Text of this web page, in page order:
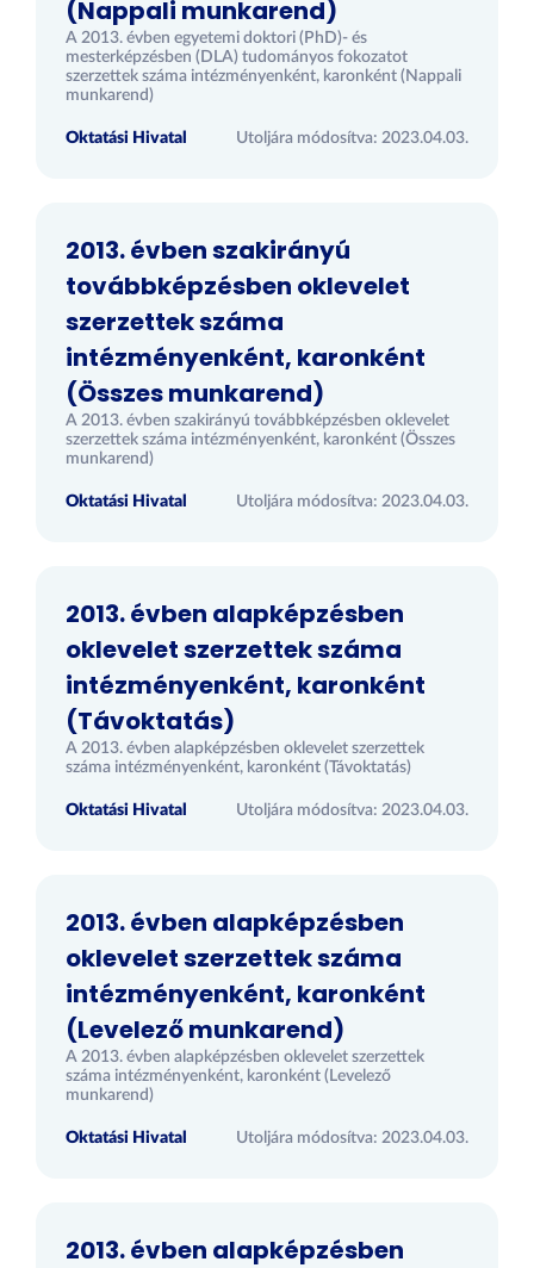
(Nappali munkarend)
A 2013. évben egyetemi doktori (PhD)- és
mesterképzésben (DLA) tudományos fokozatot
szerzettek száma intézményenként, karonként (Nappali
munkarend)
Oktatási Hivatal Utoljára módosítva: 2023.04.03.
2013. évben szakirányú
továbbképzésben oklevelet
szerzettek száma
intézményenként, karonként
(Összes munkarend)
A 2013. évben szakirányú továbbképzésben oklevelet
szerzettek száma intézményenként, karonként (Összes
munkarend)
Oktatási Hivatal Utoljára módosítva: 2023.04.03.
2013. évben alapképzésben
oklevelet szerzettek száma
intézményenként, karonként
(Távoktatás)
A 2013. évben alapképzésben oklevelet szerzettek
száma intézményenként, karonként (Távoktatás)
Oktatási Hivatal Utoljára módosítva: 2023.04.03.
2013. évben alapképzésben
oklevelet szerzettek száma
intézményenként, karonként
(Levelező munkarend)
A 2013. évben alapképzésben oklevelet szerzettek
száma intézményenként, karonként (Levelező
munkarend)
Oktatási Hivatal Utoljára módosítva: 2023.04.03.
2013. évben alapképzésben